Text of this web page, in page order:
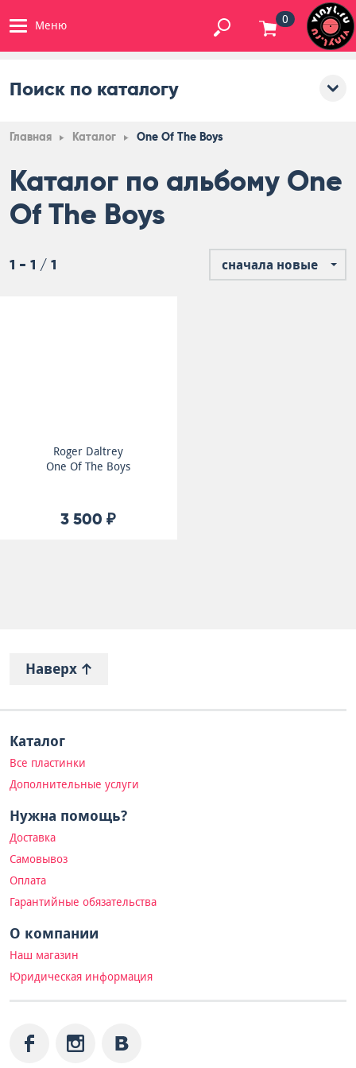
Меню 0
Поиск по каталогу
Главная Каталог One Of The Boys
Каталог по альбому One
Of The Boys
1 - 1 / 1 сначала новые
Roger Daltrey
One Of The Boys
3 500 ₽
Наверх
Каталог
Все пластинки
Дополнительные услуги
Нужна помощь?
Доставка
Самовывоз
Оплата
Гарантийные обязательства
О компании
Наш магазин
Юридическая информация